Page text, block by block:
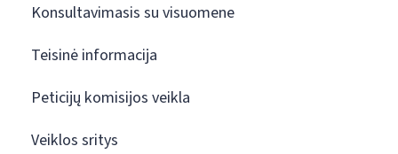
Konsultavimasis su visuomene
Teisinė informacija
Peticijų komisijos veikla
Veiklos sritys